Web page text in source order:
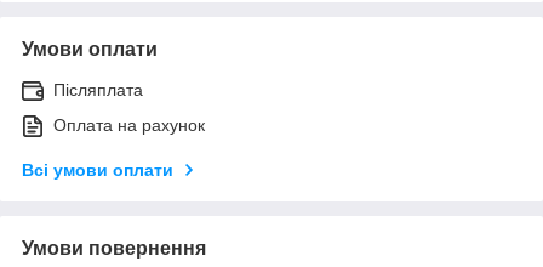
Умови оплати
Післяплата
Оплата на рахунок
Всі умови оплати
Умови повернення